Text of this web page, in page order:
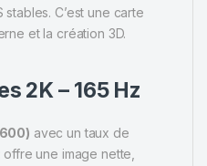
C’est une carte
et la création 3D.
2K – 165 Hz
avec un taux de
offre une image nette,